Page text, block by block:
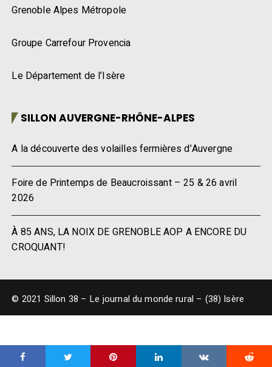
Grenoble Alpes Métropole
Groupe Carrefour Provencia
Le Département de l’Isère
SILLON AUVERGNE-RHÔNE-ALPES
A la découverte des volailles fermières d’Auvergne
Foire de Printemps de Beaucroissant – 25 & 26 avril
2026
À 85 ANS, LA NOIX DE GRENOBLE AOP A ENCORE DU
CROQUANT!
© 2021 Sillon 38 – Le journal du monde rural – (38) Isère